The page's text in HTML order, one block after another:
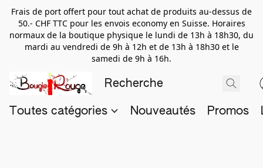
Frais de port offert pour tout achat de produits au-dessus de
50.- CHF TTC pour les envois economy en Suisse. Horaires
normaux de la boutique physique le lundi de 13h à 18h30, du
mardi au vendredi de 9h à 12h et de 13h à 18h30 et le
samedi de 9h à 16h.
Toutes catégories Nouveautés Promos